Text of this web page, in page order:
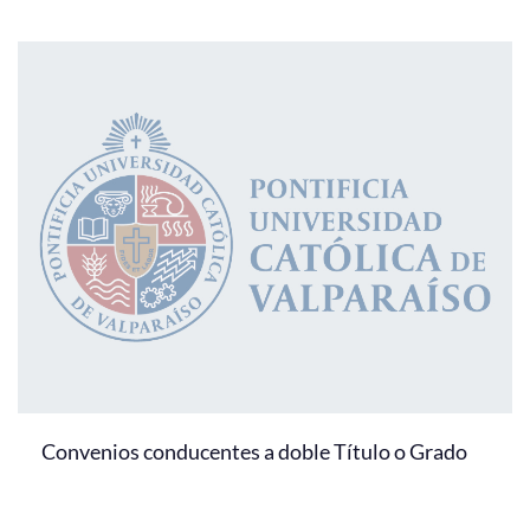
Convenios conducentes a doble Título o Grado